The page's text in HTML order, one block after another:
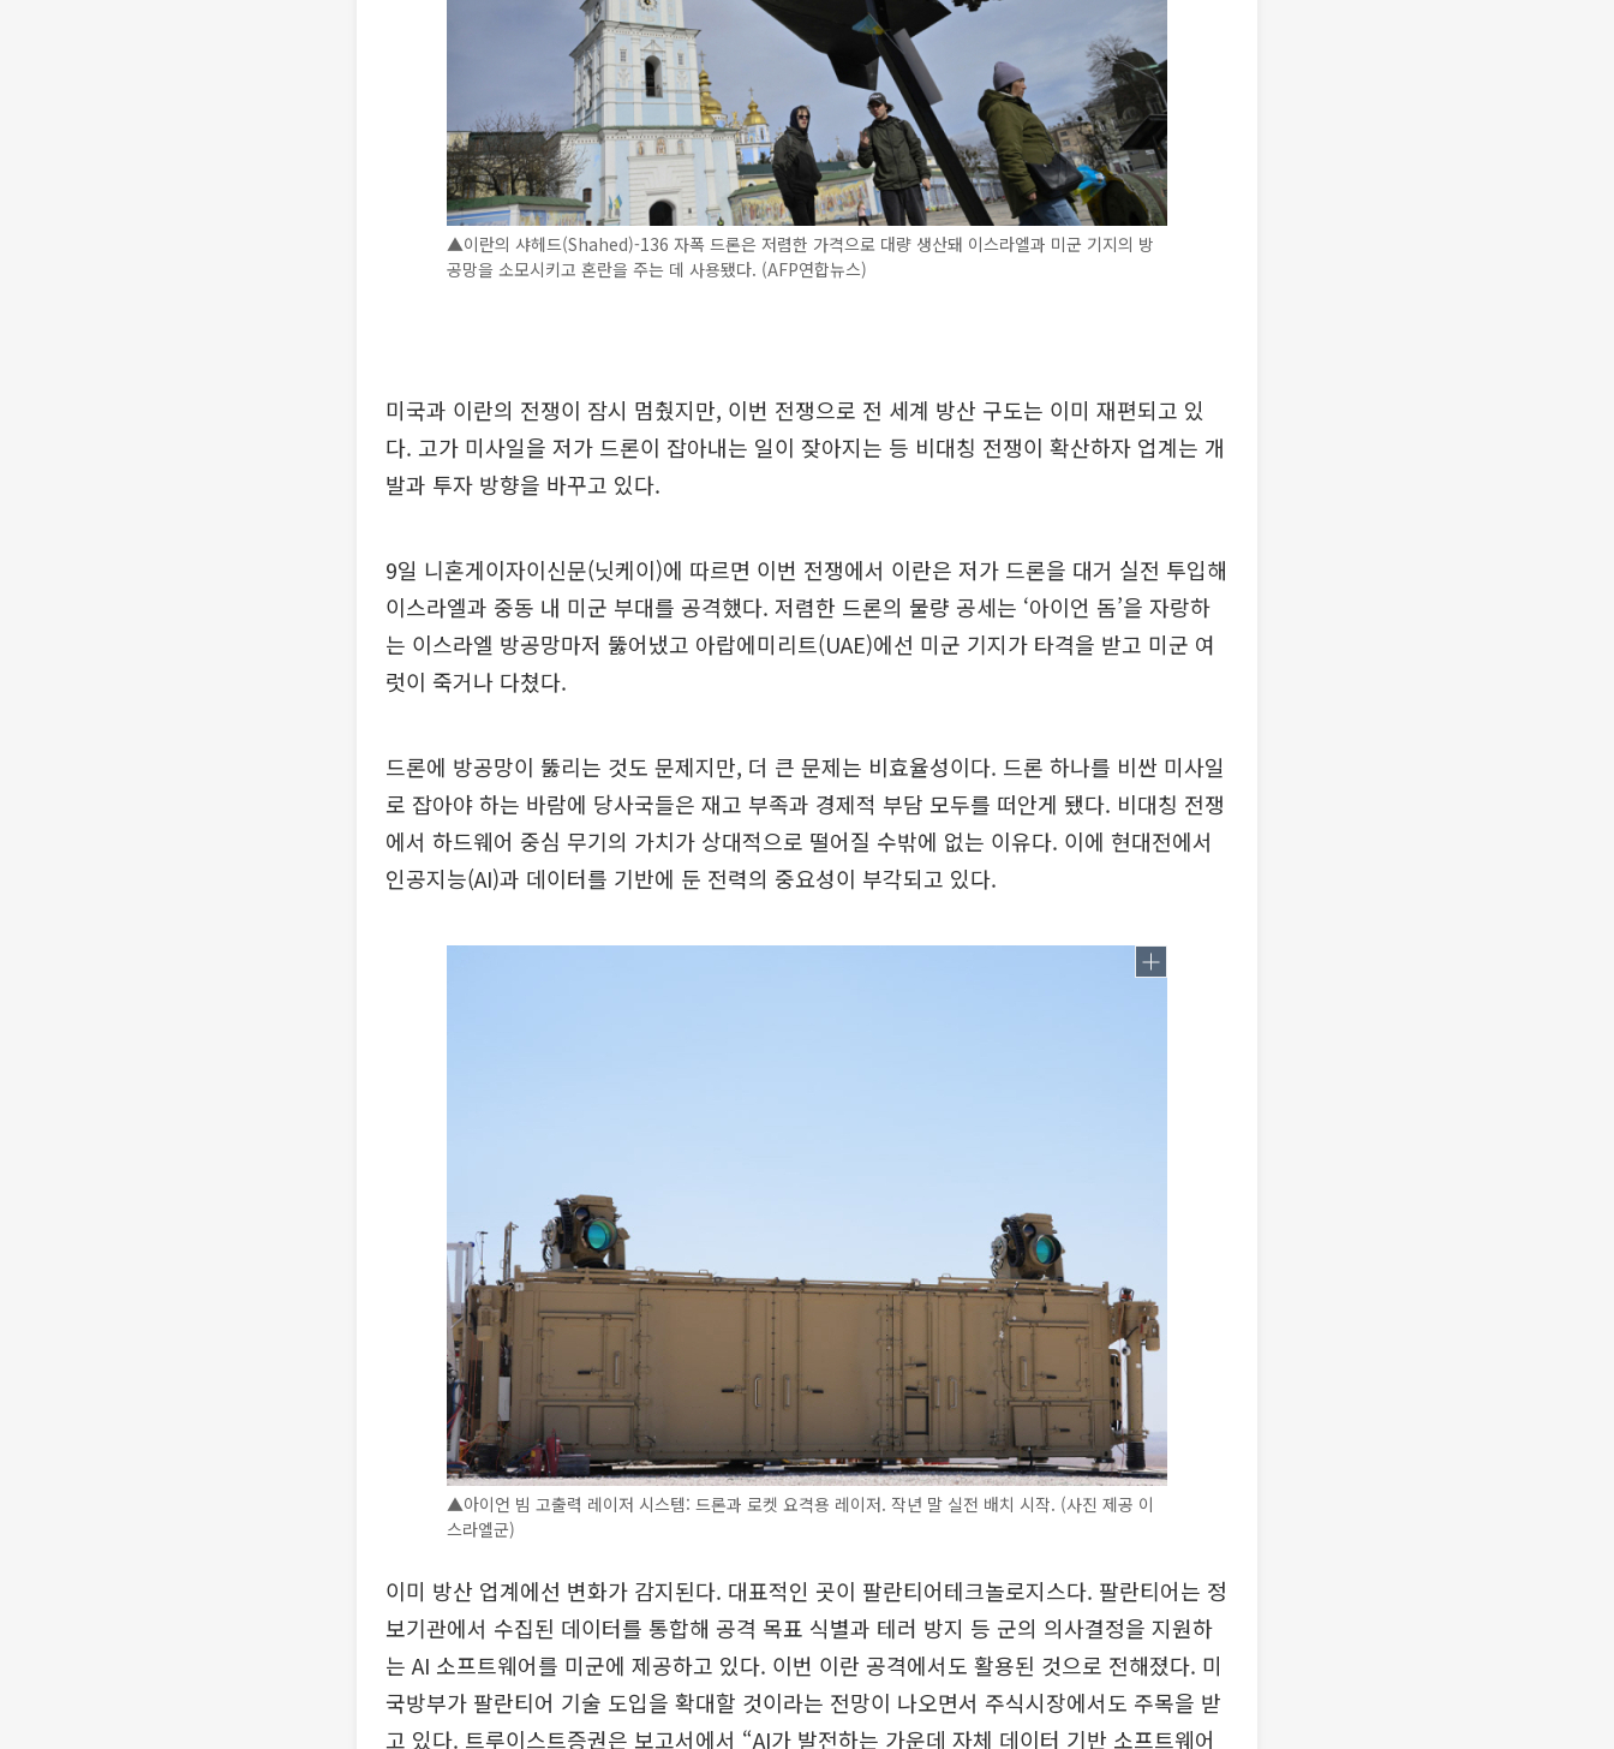
▲이란의 샤헤드(Shahed)-136 자폭 드론은 저렴한 가격으로 대량 생산돼 이스라엘과 미군 기지의 방
공망을 소모시키고 혼란을 주는 데 사용됐다. (AFP연합뉴스)
미국과 이란의 전쟁이 잠시 멈췄지만, 이번 전쟁으로 전 세계 방산 구도는 이미 재편되고 있
다. 고가 미사일을 저가 드론이 잡아내는 일이 잦아지는 등 비대칭 전쟁이 확산하자 업계는 개
발과 투자 방향을 바꾸고 있다.
9일 니혼게이자이신문(닛케이)에 따르면 이번 전쟁에서 이란은 저가 드론을 대거 실전 투입해
이스라엘과 중동 내 미군 부대를 공격했다. 저렴한 드론의 물량 공세는 ‘아이언 돔’을 자랑하
는 이스라엘 방공망마저 뚫어냈고 아랍에미리트(UAE)에선 미군 기지가 타격을 받고 미군 여
럿이 죽거나 다쳤다.
드론에 방공망이 뚫리는 것도 문제지만, 더 큰 문제는 비효율성이다. 드론 하나를 비싼 미사일
로 잡아야 하는 바람에 당사국들은 재고 부족과 경제적 부담 모두를 떠안게 됐다. 비대칭 전쟁
에서 하드웨어 중심 무기의 가치가 상대적으로 떨어질 수밖에 없는 이유다. 이에 현대전에서
인공지능(AI)과 데이터를 기반에 둔 전력의 중요성이 부각되고 있다.
▲아이언 빔 고출력 레이저 시스템: 드론과 로켓 요격용 레이저. 작년 말 실전 배치 시작. (사진 제공 이
스라엘군)
이미 방산 업계에선 변화가 감지된다. 대표적인 곳이 팔란티어테크놀로지스다. 팔란티어는 정
보기관에서 수집된 데이터를 통합해 공격 목표 식별과 테러 방지 등 군의 의사결정을 지원하
는 AI 소프트웨어를 미군에 제공하고 있다. 이번 이란 공격에서도 활용된 것으로 전해졌다. 미
국방부가 팔란티어 기술 도입을 확대할 것이라는 전망이 나오면서 주식시장에서도 주목을 받
고 있다. 트루이스트증권은 보고서에서 “AI가 발전하는 가운데 자체 데이터 기반 소프트웨어